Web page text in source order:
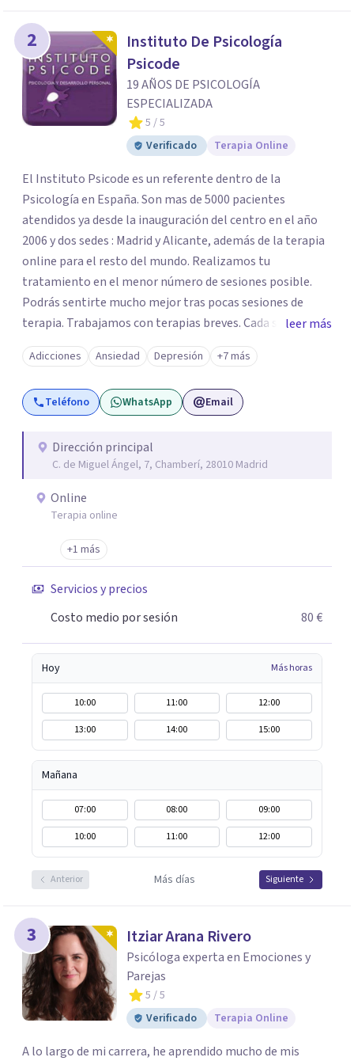
2
Instituto De Psicología
Psicode
19 AÑOS DE PSICOLOGÍA
ESPECIALIZADA
5 / 5
Verificado
Terapia Online
El Instituto Psicode es un referente dentro de la
Psicología en España. Son mas de 5000 pacientes
atendidos ya desde la inauguración del centro en el año
2006 y dos sedes : Madrid y Alicante, además de la terapia
online para el resto del mundo. Realizamos tu
tratamiento en el menor número de sesiones posible.
Podrás sentirte mucho mejor tras pocas sesiones de
terapia. Trabajamos con terapias breves. Cada sesión de
terapia te resultará de utilidad y te ayudará a conseguir
tus objetivos. Entre nuestras especialidades destaca la
terapia de pareja y sexual, así como el tratamiento de
problemas emocionales, obsesiones, ansiedad , estrés,
además con un servicio de hipnosis regresiva para el
trabajo de "Terapia del Alma".
leer más
Adicciones Ansiedad Depresión +7 más
Teléfono WhatsApp Email
Dirección principal
C. de Miguel Ángel, 7, Chamberí, 28010 Madrid
Online
Terapia online
+1 más
Servicios y precios
Costo medio por sesión
80 €
Hoy Más horas
10:00 11:00
12:00
13:00
14:00 15:00
Mañana
07:00 08:00
09:00
10:00
11:00 12:00
Anterior Más días Siguiente
3 Itziar Arana Rivero
Psicóloga experta en Emociones y
Parejas
5 / 5
Verificado
Terapia Online
A lo largo de mi carrera, he aprendido mucho de mis